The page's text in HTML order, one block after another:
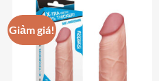
Giảm giá!